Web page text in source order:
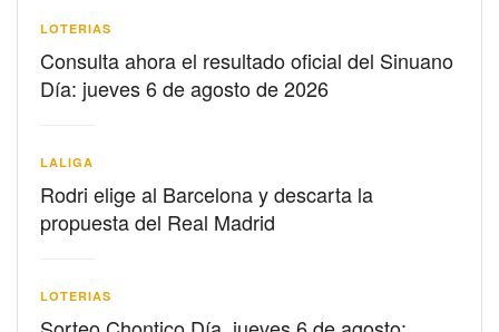
LOTERIAS
Consulta ahora el resultado oficial del Sinuano
Día: jueves 6 de agosto de 2026
LALIGA
Rodri elige al Barcelona y descarta la
propuesta del Real Madrid
LOTERIAS